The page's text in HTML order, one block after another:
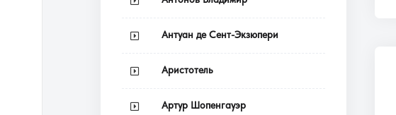
Антуан де Сент-Экзюпери
Аристотель
Артур Шопенгауэр